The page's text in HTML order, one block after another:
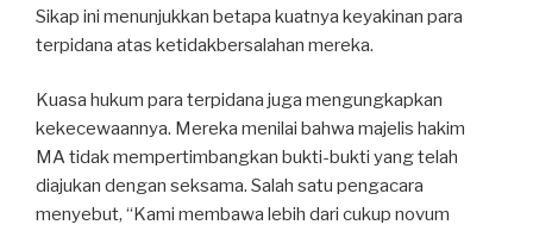
Sikap ini menunjukkan betapa kuatnya keyakinan para
terpidana atas ketidakbersalahan mereka.
Kuasa hukum para terpidana juga mengungkapkan
kekecewaannya. Mereka menilai bahwa majelis hakim
MA tidak mempertimbangkan bukti-bukti yang telah
diajukan dengan seksama. Salah satu pengacara
menyebut, “Kami membawa lebih dari cukup novum